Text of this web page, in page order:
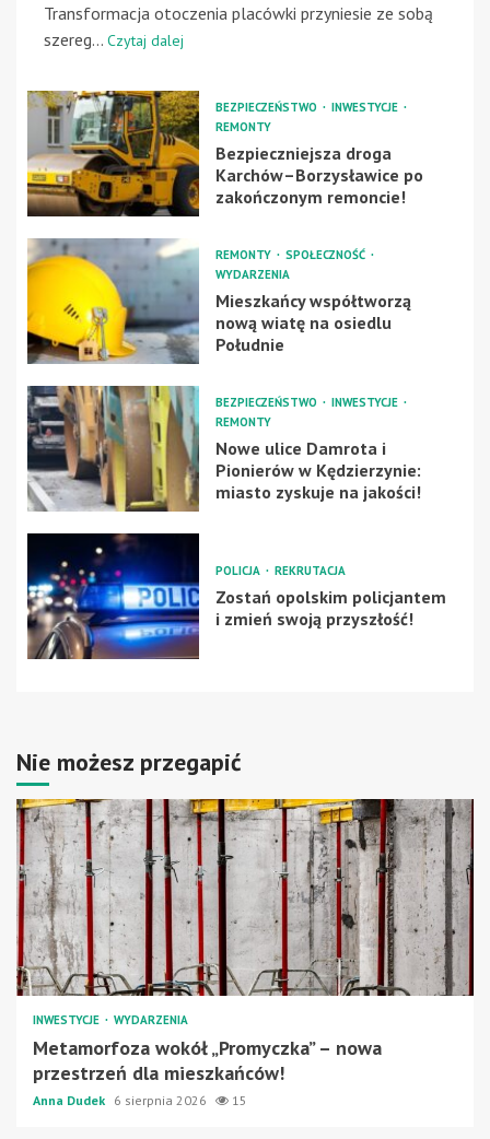
Transformacja otoczenia placówki przyniesie ze sobą
szereg... Czytaj dalej
BEZPIECZEŃSTWO
INWESTYCJE
REMONTY
Bezpieczniejsza droga
Karchów–Borzysławice po
zakończonym remoncie!
REMONTY
SPOŁECZNOŚĆ
WYDARZENIA
Mieszkańcy współtworzą
nową wiatę na osiedlu
Południe
BEZPIECZEŃSTWO
INWESTYCJE
REMONTY
Nowe ulice Damrota i
Pionierów w Kędzierzynie:
miasto zyskuje na jakości!
POLICJA REKRUTACJA
Zostań opolskim policjantem
i zmień swoją przyszłość!
Nie możesz przegapić
INWESTYCJE WYDARZENIA
Metamorfoza wokół „Promyczka” – nowa
przestrzeń dla mieszkańców!
Anna Dudek 6 sierpnia 2026 15